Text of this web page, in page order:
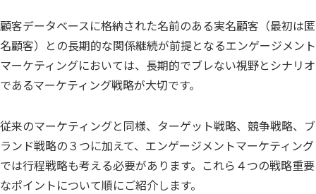
顧客データベースに格納された名前のある実名顧客（最初は匿
名顧客）との長期的な関係継続が前提となるエンゲージメント
マーケティングにおいては、長期的でブレない視野とシナリオ
であるマーケティング戦略が大切です。
従来のマーケティングと同様、ターゲット戦略、競争戦略、ブ
ランド戦略の３つに加えて、エンゲージメントマーケティング
では行程戦略も考える必要があります。これら４つの戦略重要
なポイントについて順にご紹介します。